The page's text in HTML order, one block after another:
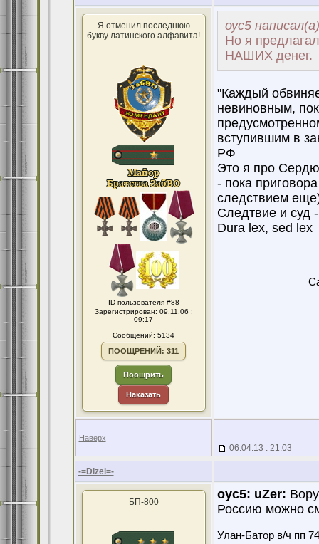
Я отменил последнюю
букву латинского алфавита!
ID пользователя #88
Зарегистрирован: 09.11.06 :
09:17
Сообщений: 5134
ПООЩРЕНИЙ: 311
Поощрить
Наказать
оус5 написал(а)
Но я
НАШИХ денег.
"Каждый
невиновным,
вступившим в
РФ
Это я про
- пока
следствием
Следтвие и суд
Dura lex, sed lex
Наверх
06.04.13 : 21:03
-=Dizel=-
БП-800
оус5: uZer:
Россию можно
Улан-Батор в/ч пп